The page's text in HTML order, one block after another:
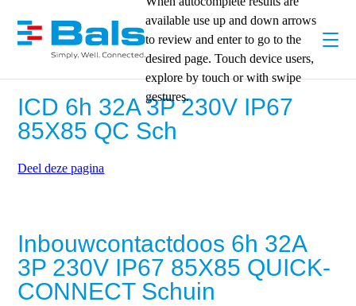
available use up and down arrows
to review and enter to go to the
desired page. Touch device users,
explore by touch or with swipe
gestures.
ICD 6h 32A 3P 230V IP67
85X85 QC Sch
Deel deze pagina
Inbouwcontactdoos 6h 32A
3P 230V IP67 85X85 QUICK-
CONNECT Schuin